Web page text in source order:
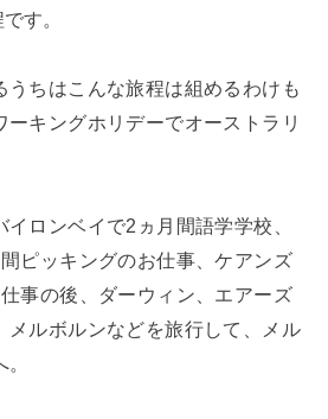
す。
うちはこんな旅程は組めるわけも
ーキングホリデーでオーストラリ
ロンベイで2ヵ月間語学学校、
ピッキングのお仕事、ケアンズ
事の後、ダーウィン、エアーズ
メルボルンなどを旅行して、メル